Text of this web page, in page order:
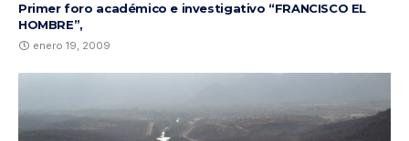
Primer foro académico e investigativo “FRANCISCO EL
HOMBRE”,
enero 19, 2009